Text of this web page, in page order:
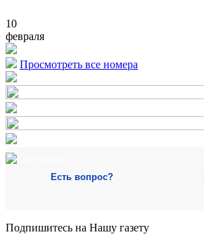
10
февраля
Просмотреть все номера
Есть вопрос?
Подпишитесь на Нашу газету